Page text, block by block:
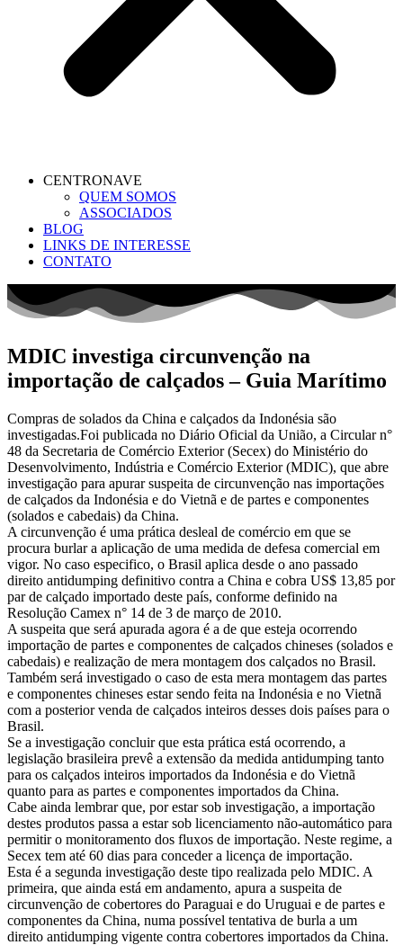
CENTRONAVE
QUEM SOMOS
ASSOCIADOS
BLOG
LINKS DE INTERESSE
CONTATO
MDIC investiga circunvenção na
importação de calçados – Guia Marítimo
Compras de solados da China e calçados da Indonésia são
investigadas.Foi publicada no Diário Oficial da União, a Circular n°
48 da Secretaria de Comércio Exterior (Secex) do Ministério do
Desenvolvimento, Indústria e Comércio Exterior (MDIC), que abre
investigação para apurar suspeita de circunvenção nas importações
de calçados da Indonésia e do Vietnã e de partes e componentes
(solados e cabedais) da China.
A circunvenção é uma prática desleal de comércio em que se
procura burlar a aplicação de uma medida de defesa comercial em
vigor. No caso especifico, o Brasil aplica desde o ano passado
direito antidumping definitivo contra a China e cobra US$ 13,85 por
par de calçado importado deste país, conforme definido na
Resolução Camex n° 14 de 3 de março de 2010.
A suspeita que será apurada agora é a de que esteja ocorrendo
importação de partes e componentes de calçados chineses (solados e
cabedais) e realização de mera montagem dos calçados no Brasil.
Também será investigado o caso de esta mera montagem das partes
e componentes chineses estar sendo feita na Indonésia e no Vietnã
com a posterior venda de calçados inteiros desses dois países para o
Brasil.
Se a investigação concluir que esta prática está ocorrendo, a
legislação brasileira prevê a extensão da medida antidumping tanto
para os calçados inteiros importados da Indonésia e do Vietnã
quanto para as partes e componentes importados da China.
Cabe ainda lembrar que, por estar sob investigação, a importação
destes produtos passa a estar sob licenciamento não-automático para
permitir o monitoramento dos fluxos de importação. Neste regime, a
Secex tem até 60 dias para conceder a licença de importação.
Esta é a segunda investigação deste tipo realizada pelo MDIC. A
primeira, que ainda está em andamento, apura a suspeita de
circunvenção de cobertores do Paraguai e do Uruguai e de partes e
componentes da China, numa possível tentativa de burla a um
direito antidumping vigente contra cobertores importados da China.